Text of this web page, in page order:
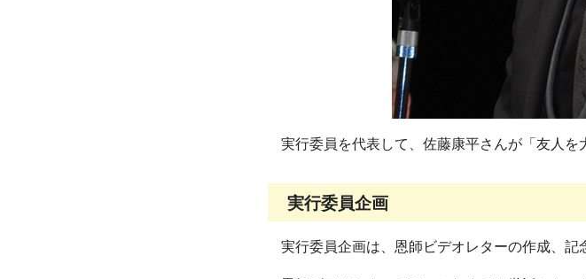
実行委員を代表して、佐藤康平さんが「友人を
実行委員企画
実行委員企画は、恩師ビデオレターの作成、記